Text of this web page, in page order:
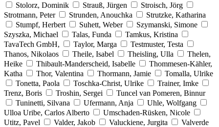
Stolorz, Dominik
Strauß, Jürgen
Stroisch, Jörg
Strotmann, Peter
Strunden, Anouchka
Strutzke, Katharina
Stumpf, Herbert
Suhett, Weber
Szymanski, Simone
Szyszka, Michael
Talas, Funda
Tamkus, Kristina
TavaTech GmbH,
Taylor, Marga
Testmuster, Testa
Thanos, Nikolaos
Theile, Isabel Theisling, Ulla
Thelen,
Heike
Thibault-Manderscheid, Isabelle
Thommesen-Kähler,
Katha
Thor, Valentina Thormann, Jamie
Tomalla, Ulrike
Tonetta, Paola
Toschka-Christ, Ulrike
Trainer, Imke
Trenz, Boris
Troshin, Sergei
Tuncel van Pomeren, Binnur
Tuninetti, Silvana
Ufermann, Anja
Uhle, Wolfgang
Ulloa Uribe, Carlos Alberto
Umschaden-Rüsken, Nicole
Utitz, Pavel
Valder, Jakob Valuckiene, Jurgita
Valverde